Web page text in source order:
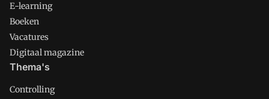
E-learning
Boeken
Vacatures
Digitaal magazine
Thema's
Controlling